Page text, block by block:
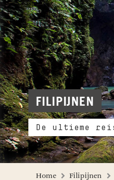
FILIPIJNEN
De ultieme
Home Filipijnen